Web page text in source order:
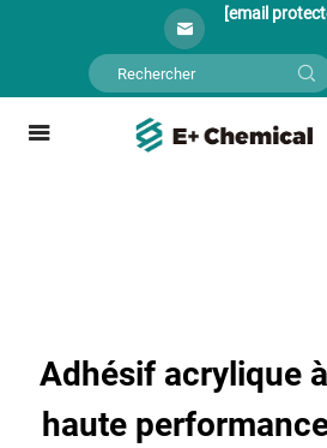
[email
Adhésif acrylique
haute